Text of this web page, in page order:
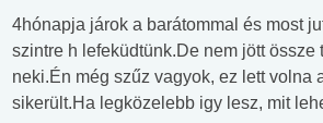
4hónapja járok a barátommal és most
szintre h lefeküdtünk.De nem jött össze
neki.Én még szűz vagyok, ez lett volna
sikerült.Ha legközelebb igy lesz, mit